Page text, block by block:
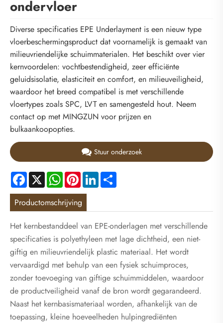
ondervloer
Diverse specificaties EPE Underlayment is een nieuw type
vloerbeschermingsproduct dat voornamelijk is gemaakt van
milieuvriendelijke schuimmaterialen. Het beschikt over vier
kernvoordelen: vochtbestendigheid, zeer efficiënte
geluidsisolatie, elasticiteit en comfort, en milieuveiligheid,
waardoor het breed compatibel is met verschillende
vloertypes zoals SPC, LVT en samengesteld hout. Neem
contact op met MINGZUN voor prijzen en
bulkaankoopopties.
Stuur onderzoek
Facebook
X WhatsApp
PinterestLinkedIn
Productomschrijving
Het kernbestanddeel van EPE-onderlagen met verschillende
specificaties is polyethyleen met lage dichtheid, een niet-
giftig en milieuvriendelijk plastic materiaal. Het wordt
vervaardigd met behulp van een fysiek schuimproces,
zonder toevoeging van giftige schuimmiddelen, waardoor
de productveiligheid vanaf de bron wordt gegarandeerd.
Naast het kernbasismateriaal worden, afhankelijk van de
toepassing, kleine hoeveelheden hulpingrediënten